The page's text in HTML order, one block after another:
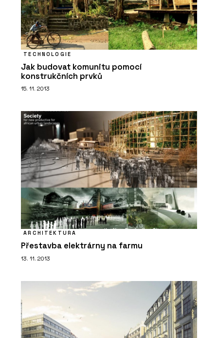
TECHNOLOGIE
Jak budovat komunitu pomocí
konstrukčních prvků
15. 11. 2013
ARCHITEKTURA
Přestavba elektrárny na farmu
13. 11. 2013